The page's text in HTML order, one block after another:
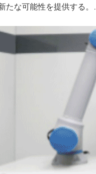
たな可能性を提供する。.